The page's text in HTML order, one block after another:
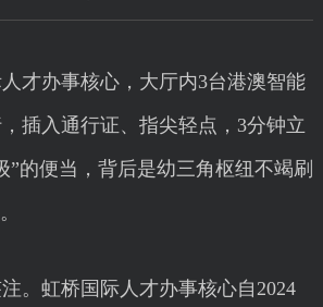
办事核心，大厅内3台港澳智能
插入通行证、指尖轻点，3分钟立
”的便当，背后是幼三角枢纽不竭刷
虹桥国际人才办事核心自2024